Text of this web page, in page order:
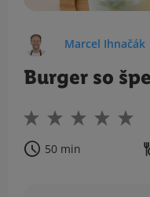
Marcel Ihnačák
Burger so
50 min